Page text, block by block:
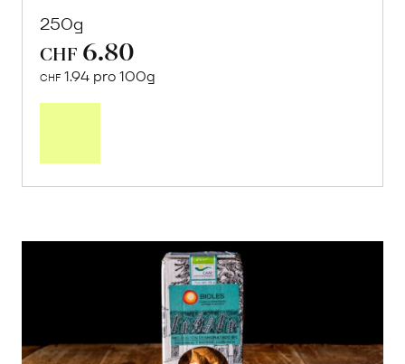
250g
CHF 6.80
CHF 1.94 pro 100g